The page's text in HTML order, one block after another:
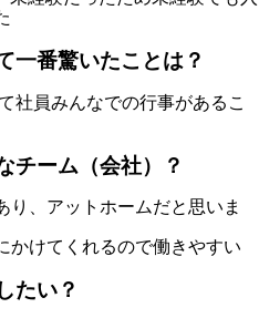
一番驚いたことは？
社員みんなでの行事があるこ
チーム（会社）？
り、アットホームだと思いま
かけてくれるので働きやすい
たい？